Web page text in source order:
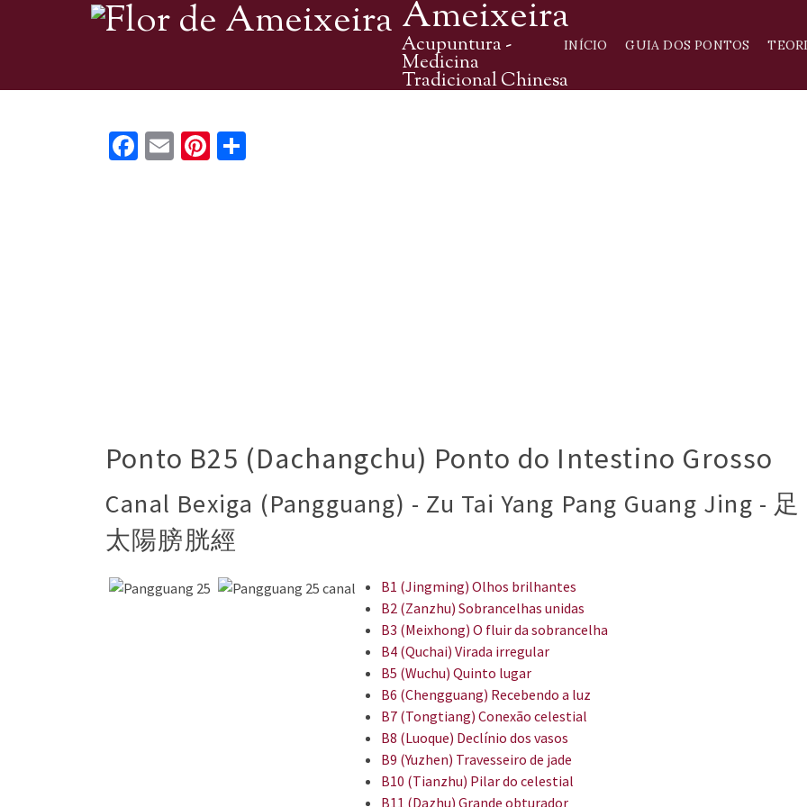
Ameixeira
Acupuntura -
Medicina
Tradicional Chinesa
INÍCIO GUIA DOS PONTOS
Facebook
EmailPinterest
Ponto B25 (Dachangchu) Ponto do Intestino Grosso
Canal Bexiga (Pangguang) - Zu Tai Yang Pang Guang Jing - 足
太陽膀胱經
B1 (Jingming) Olhos brilhantes
B2 (Zanzhu) Sobrancelhas unidas
B3 (Meixhong) O fluir da sobrancelha
B4 (Quchai) Virada irregular
B5 (Wuchu) Quinto lugar
B6 (Chengguang) Recebendo a luz
B7 (Tongtiang) Conexão celestial
B8 (Luoque) Declínio dos vasos
B9 (Yuzhen) Travesseiro de jade
B10 (Tianzhu) Pilar do celestial
B11 (Dazhu) Grande obturador